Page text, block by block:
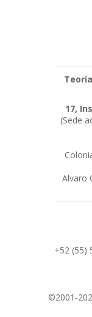
17,
(Sede
Alvaro
+52 (55)
©2001-